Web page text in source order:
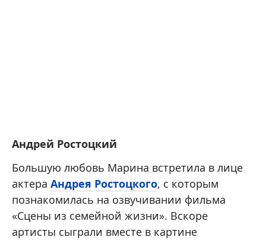
Андрей Ростоцкий
Большую любовь Марина встретила в лице
актера Андрея Ростоцкого, с которым
познакомилась на озвучивании фильма
«Сцены из семейной жизни». Вскоре
артисты сыграли вместе в картине